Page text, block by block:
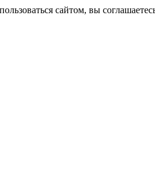
сайтом, вы